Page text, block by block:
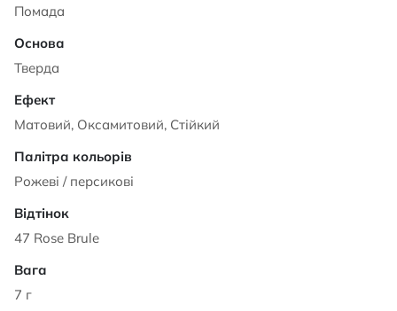
Помада
Тверда
Матовий, Оксамитовий, Стійкий
Рожеві / персикові
47 Rose Brule
7 г